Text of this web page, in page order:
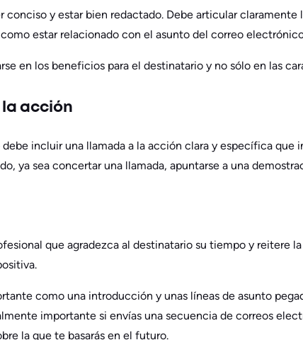
conciso y estar bien redactado. Debe articular
estar relacionado con el asunto del correo
en los beneficios para el destinatario y no sólo en las
la acción
incluir una llamada a la acción clara y específica que
ya sea concertar una llamada, apuntarse a una
que agradezca al destinatario su tiempo y reitere
como una introducción y unas líneas de asunto
importante si envías una secuencia de correos
la que te basarás en el futuro.